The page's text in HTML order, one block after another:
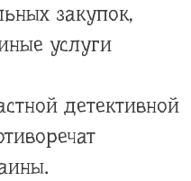
закупок,
услуги
детективной